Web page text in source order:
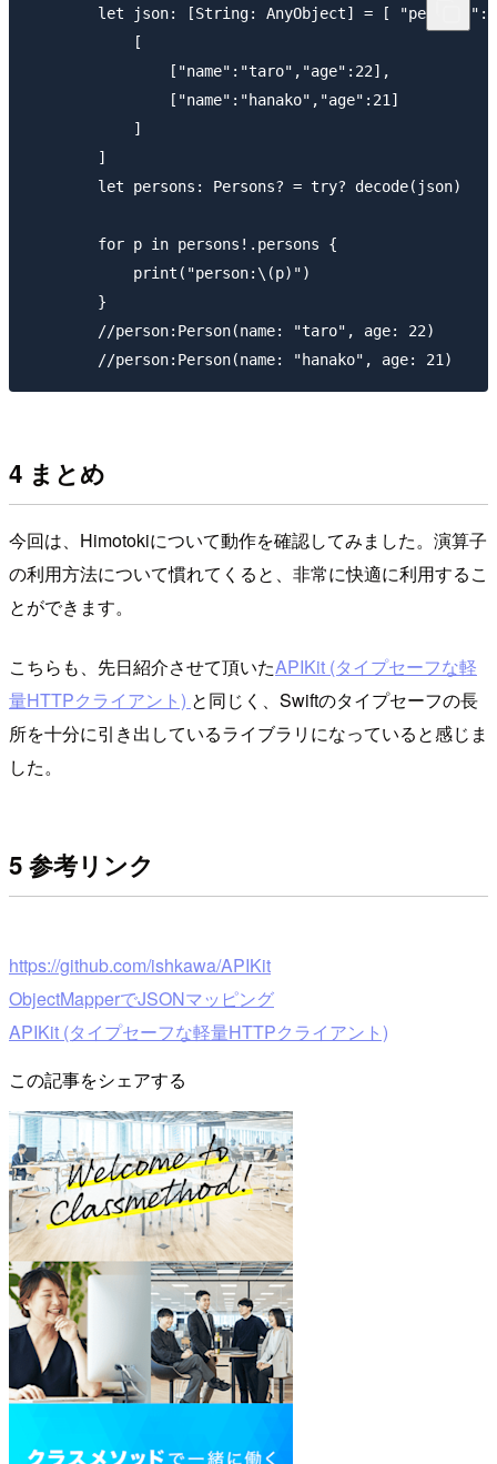
        let json: [String: AnyObject] = [ "persons":
            [
                ["name":"taro","age":22],
                ["name":"hanako","age":21]
            ]
        ]
        let persons: Persons? = try? decode(json)
        for p in persons!.persons {
            print("person:\(p)")
        }
        //person:Person(name: "taro", age: 22)
4 まとめ
今回は、Himotokiについて動作を確認してみました。演算子
の利用方法について慣れてくると、非常に快適に利用するこ
とができます。
こちらも、先日紹介させて頂いたAPIKit (タイプセーフな軽
量HTTPクライアント) と同じく、Swiftのタイプセーフの長
所を十分に引き出しているライブラリになっていると感じま
した。
5 参考リンク
https://github.com/ishkawa/APIKit
ObjectMapperでJSONマッピング
APIKit (タイプセーフな軽量HTTPクライアント)
この記事をシェアする